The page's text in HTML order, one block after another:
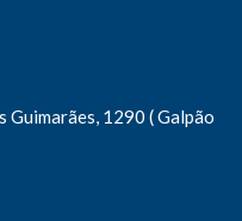
Guimarães, 1290 ( Galpão